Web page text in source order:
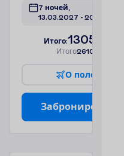
7 ночей,
13.03.2027 - 20.03.2027
Итого:1305.00
Итого2610.00
О поле
Заброниро